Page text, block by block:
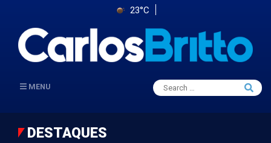
23°C
MENU
Search
for:
Search
DESTAQUES